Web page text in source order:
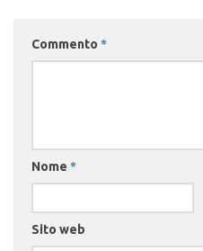
Commento *
Nome *
Sito web